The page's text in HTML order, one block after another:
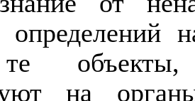
определений
те
на